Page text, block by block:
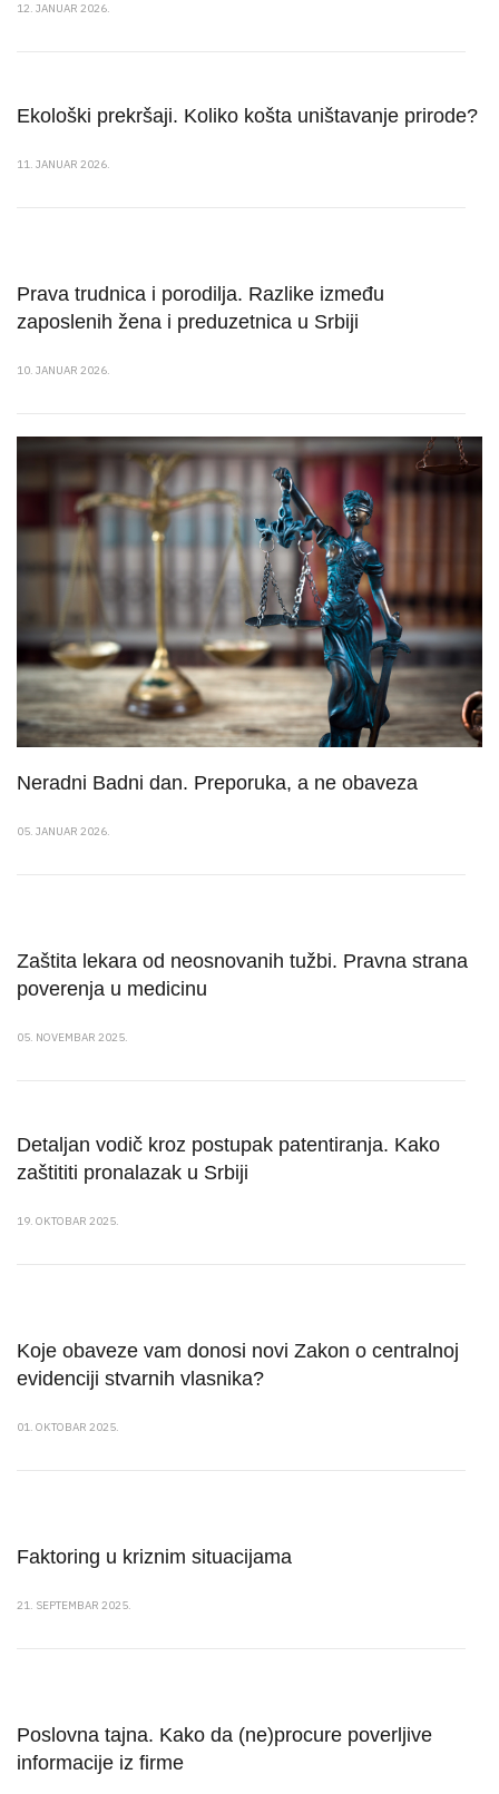
12. JANUAR 2026.
Ekološki prekršaji. Koliko košta uništavanje prirode?
11. JANUAR 2026.
Prava trudnica i porodilja. Razlike između
zaposlenih žena i preduzetnica u Srbiji
10. JANUAR 2026.
Neradni Badni dan. Preporuka, a ne obaveza
05. JANUAR 2026.
Zaštita lekara od neosnovanih tužbi. Pravna strana
poverenja u medicinu
05. NOVEMBAR 2025.
Detaljan vodič kroz postupak patentiranja. Kako
zaštititi pronalazak u Srbiji
19. OKTOBAR 2025.
Koje obaveze vam donosi novi Zakon o centralnoj
evidenciji stvarnih vlasnika?
01. OKTOBAR 2025.
Faktoring u kriznim situacijama
21. SEPTEMBAR 2025.
Poslovna tajna. Kako da (ne)procure poverljive
informacije iz firme